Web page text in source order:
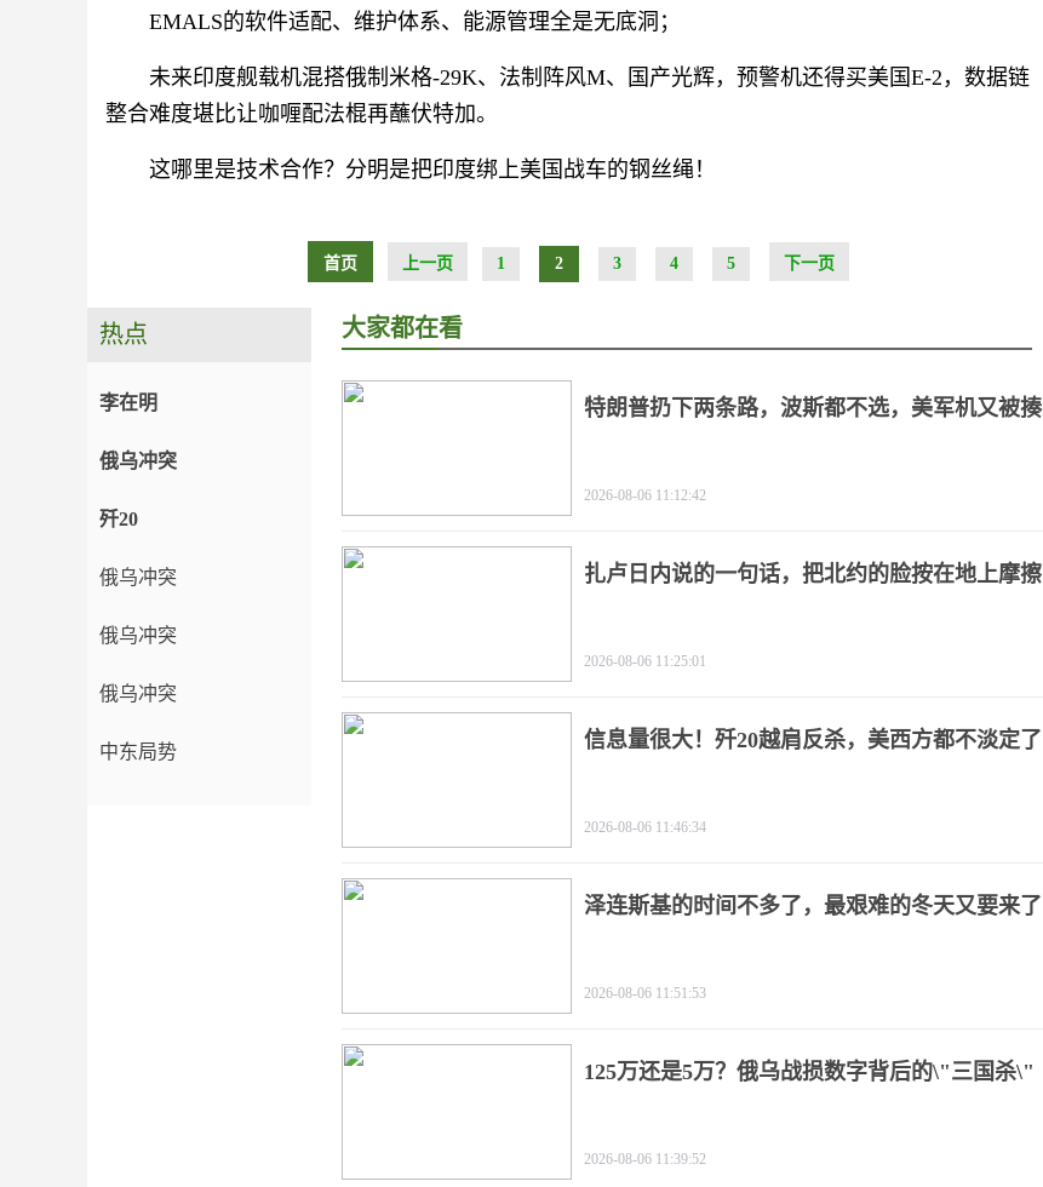
EMALS的软件适配、维护体系、能源管理全是无底洞；
未来印度舰载机混搭俄制米格-29K、法制阵风M、国产光辉，预警机还得买美国E-2，数据链
整合难度堪比让咖喱配法棍再蘸伏特加。
这哪里是技术合作？分明是把印度绑上美国战车的钢丝绳！
首页 上一页 1 2 3 4 5 下一页
热点
李在明
俄乌冲突
歼20
俄乌冲突
俄乌冲突
俄乌冲突
中东局势
大家都在看
特朗普扔下两条路，波斯都不选，美军机又被揍
2026-08-06 11:12:42
扎卢日内说的一句话，把北约的脸按在地上摩擦
2026-08-06 11:25:01
信息量很大！歼20越肩反杀，美西方都不淡定了
2026-08-06 11:46:34
泽连斯基的时间不多了，最艰难的冬天又要来了
2026-08-06 11:51:53
125万还是5万？俄乌战损数字背后的\"三国杀\"
2026-08-06 11:39:52